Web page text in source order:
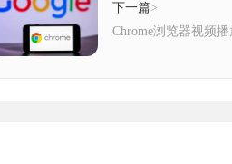
下一篇>
Chrome浏览器视频